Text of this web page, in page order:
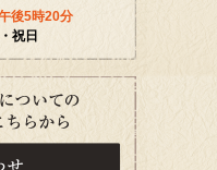
後5時20分
祝日